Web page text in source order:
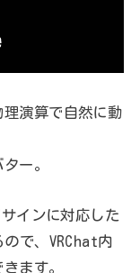
理演算で自然に動
ー。
インに対応した
で、VRChat内
ます。